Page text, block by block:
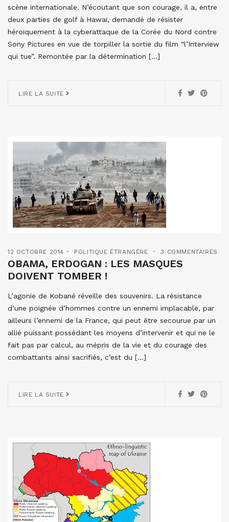
scène internationale. N’écoutant que son courage, il a, entre
deux parties de golf à Hawaï, demandé de résister
héroïquement à la cyberattaque de la Corée du Nord contre
Sony Pictures en vue de torpiller la sortie du film “l’Interview
qui tue”. Remontée par la détermination […]
LIRE LA SUITE
12 OCTOBRE 2014 POLITIQUE ÉTRANGÈRE 3 COMMENTAIRES
OBAMA, ERDOGAN : LES MASQUES
DOIVENT TOMBER !
L’agonie de Kobané réveille des souvenirs. La résistance
d’une poignée d’hommes contre un ennemi implacable, par
ailleurs l’ennemi de la France, qui peut être secourue par un
allié puissant possédant les moyens d’intervenir et qui ne le
fait pas par calcul, au mépris de la vie et du courage des
combattants ainsi sacrifiés, c’est du […]
LIRE LA SUITE